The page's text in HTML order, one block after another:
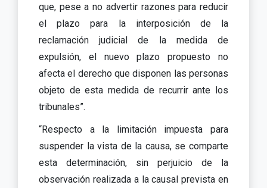
que, pese a no advertir razones para reducir
el plazo para la interposición de la
reclamación judicial de la medida de
expulsión, el nuevo plazo propuesto no
afecta el derecho que disponen las personas
objeto de esta medida de recurrir ante los
tribunales”.
“Respecto a la limitación impuesta para
suspender la vista de la causa, se comparte
esta determinación, sin perjuicio de la
observación realizada a la causal prevista en